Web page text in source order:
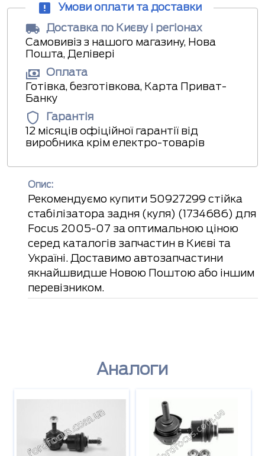
Умови оплати та доставки
Доставка по Києву і регіонах
Самовивіз з нашого магазину, Нова
Пошта, Делівері
Оплата
Готівка, безготівкова, Карта Приват-
Банку
Гарантія
12 місяців офіційної гарантії від
виробника крім електро-товарів
Опис:
Рекомендуємо купити 50927299 стійка
стабілізатора задня (куля) (1734686) для
Focus 2005-07 за оптимальною ціною
серед каталогів запчастин в Києві та
Україні. Доставимо автозапчастини
якнайшвидше Новою Поштою або іншим
перевізником.
Аналоги